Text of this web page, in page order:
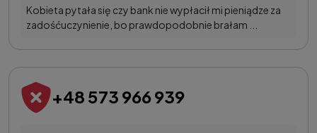
Kobieta pytała się czy bank nie wypłacił mi pieniądze za
zadośćuczynienie, bo prawdopodobnie brałam ...
+48 573 966 939